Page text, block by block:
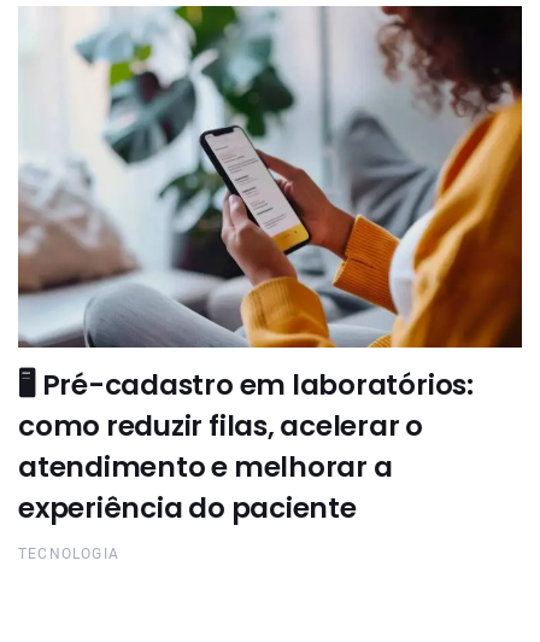
🖥️ Pré-cadastro em laboratórios:
como reduzir filas, acelerar o
atendimento e melhorar a
experiência do paciente
TECNOLOGIA